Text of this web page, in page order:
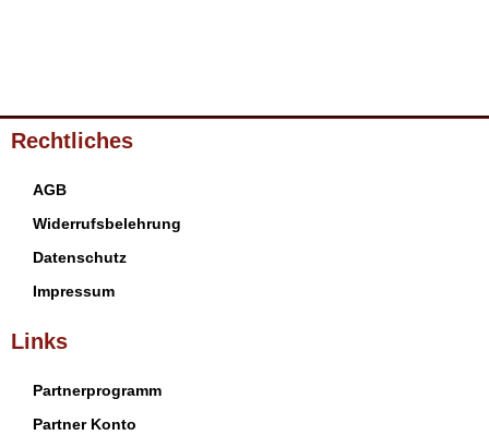
Rechtliches
AGB
Widerrufsbelehrung
Datenschutz
Impressum
Links
Partnerprogramm
Partner Konto